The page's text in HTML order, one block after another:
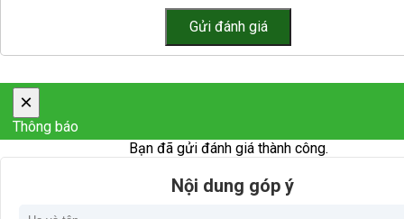
×
Thông báo
Bạn đã gửi đánh giá thành công.
Nội dung góp ý